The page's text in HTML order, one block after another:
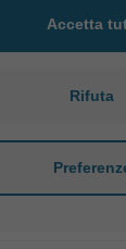
Accetta
Rifuta